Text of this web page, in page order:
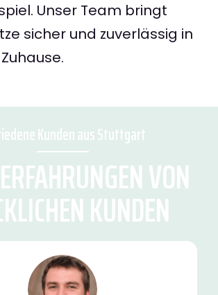
Unser Team bringt
sicher und zuverlässig in
Kunden aus Stuttgart
VON
KUNDEN